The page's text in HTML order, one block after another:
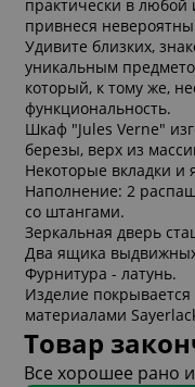
практически в любой
привнеся
Удивите близких,
уникальным
который, к тому же,
функциональность.
Шкаф "Jules Verne"
березы, верх из
Некоторые вкладки
Наполнение: 2
со штангами.
Зеркальная дверь
Два ящика
Фурнитура - латунь.
Изделие
материалами
Товар
Все хорошее рано